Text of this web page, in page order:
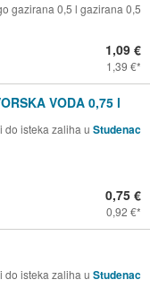
gazirana 0,5 l gazirana 0,5
1,09 €
1,39 €
VODA 0,75 l
do isteka zaliha u Studenac
0,75 €
0,92 €
do isteka zaliha u Studenac